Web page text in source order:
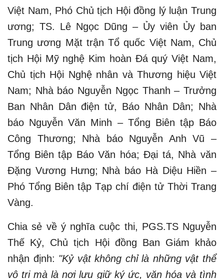
Việt Nam, Phó Chủ tịch Hội đồng lý luận Trung
ương; TS. Lê Ngọc Dũng – Ủy viên Ủy ban
Trung ương Mặt trận Tổ quốc Việt Nam, Chủ
tịch Hội Mỹ nghệ Kim hoàn Đá quý Việt Nam,
Chủ tịch Hội Nghệ nhân và Thương hiệu Việt
Nam; Nhà báo Nguyễn Ngọc Thanh – Trưởng
Ban Nhân Dân điện tử, Báo Nhân Dân; Nhà
báo Nguyễn Văn Minh – Tổng Biên tập Báo
Công Thương; Nhà báo Nguyễn Anh Vũ –
Tổng Biên tập Báo Văn hóa; Đại tá, Nhà văn
Đặng Vương Hưng; Nhà báo Hà Diệu Hiền –
Phó Tổng Biên tập Tạp chí điện tử Thời Trang
Vàng.
Chia sẻ về ý nghĩa cuộc thi, PGS.TS Nguyễn
Thế Kỷ, Chủ tịch Hội đồng Ban Giám khảo
nhận định: "Kỷ vật không chỉ là những vật thể
vô tri mà là nơi lưu giữ ký ức, văn hóa và tình